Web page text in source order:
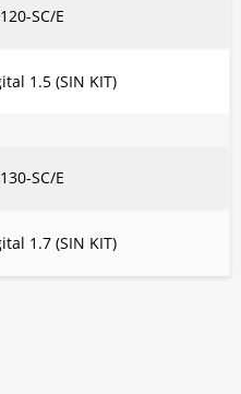
SC/E
1.5 (SIN KIT)
SC/E
1.7 (SIN KIT)